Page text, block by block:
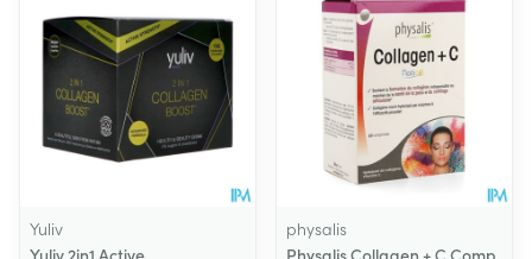
Yuliv
Yuliv 2in1 Active
physalis
Physalis Collagen + C Comp